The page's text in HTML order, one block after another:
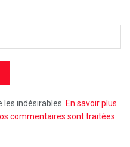
les indésirables. En savoir plus
commentaires sont traitées.